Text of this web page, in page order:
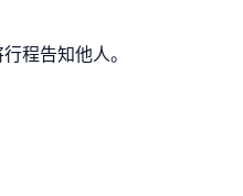
程告知他人。